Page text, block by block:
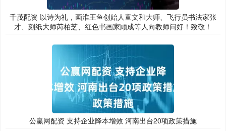
千茂配资 以诗为礼，画淮王鱼创始人童文和大师、飞行员书法家张
才、刻纸大师芮柏芝、红色书画家顾成等人向教师问好！致敬！
公赢网配资 支持企业降本增效 河南出台20项政策措施